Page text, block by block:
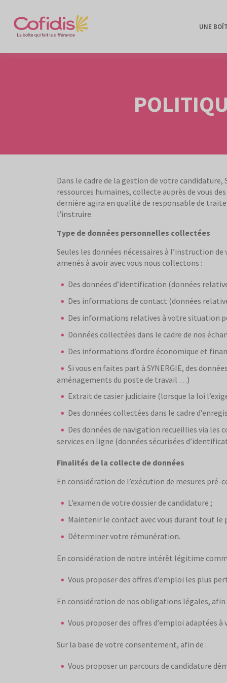
UNE
Dans le cadre de la gestion de votre
ressources humaines, collecte auprès de vous
dernière agira en qualité de responsable de
l'instruire.
Type de données personnelles collectées
Seules les données nécessaires à l’instruction
amenés à avoir avec vous nous collectons :
Des données d’identification (données
Des informations de contact (données
Des informations relatives à votre situation
Données collectées dans le cadre de nos
Des informations d’ordre économique et
Si vous en faites part à SYNERGIE, des
aménagements du poste de travail …)
Extrait de casier judiciaire (lorsque la loi
Des données collectées dans le cadre
Des données de navigation recueillies via
services en ligne (données sécurisées
Finalités de la collecte de données
En considération de l’exécution de mesures
L’examen de votre dossier de candidature ;
Maintenir le contact avec vous durant tout le
Déterminer votre rémunération.
En considération de notre intérêt légitime
Vous proposer des offres d’emploi les plus
En considération de nos obligations légales, afin
Vous proposer des offres d’emploi adaptées
Sur la base de votre consentement, afin de :
Vous proposer un parcours de candidature